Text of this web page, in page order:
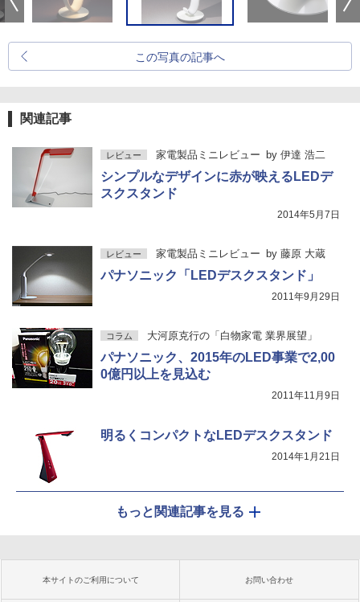
この写真の記事へ
関連記事
レビュー 家電製品ミニレビュー by 伊達 浩二
シンプルなデザインに赤が映えるLEDデ
スクスタンド
2014年5月7日
レビュー 家電製品ミニレビュー by 藤原 大蔵
パナソニック「LEDデスクスタンド」
2011年9月29日
コラム 大河原克行の「白物家電 業界展望」
パナソニック、2015年のLED事業で2,00
0億円以上を見込む
2011年11月9日
明るくコンパクトなLEDデスクスタンド
2014年1月21日
もっと関連記事を見る
本サイトのご利用について お問い合わせ